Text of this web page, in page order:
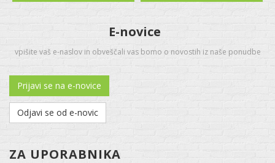
E-novice
vpišite vaš e-naslov in obveščali vas bomo o novostih iz naše ponudbe
Prijavi se na e-novice
Odjavi se od e-novic
ZA UPORABNIKA